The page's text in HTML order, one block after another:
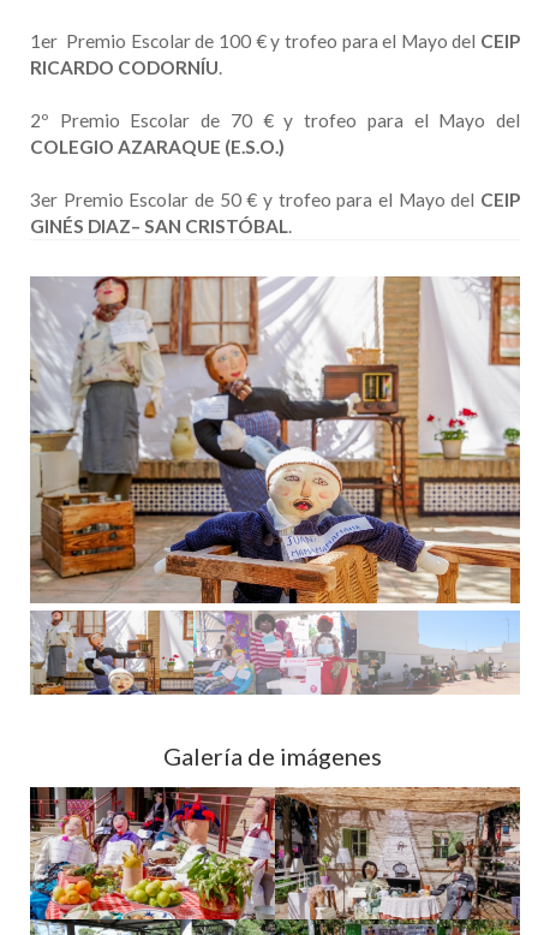
1er Premio Escolar de 100 € y trofeo para el Mayo del CEIP
RICARDO CODORNÍU.
2º Premio Escolar de 70 € y trofeo para el Mayo del
COLEGIO AZARAQUE (E.S.O.)
3er Premio Escolar de 50 € y trofeo para el Mayo del CEIP
GINÉS DIAZ– SAN CRISTÓBAL.
Galería de imágenes